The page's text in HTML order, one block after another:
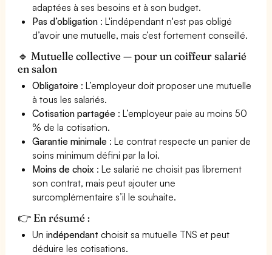
adaptées à ses besoins et à son budget.
Pas d’obligation : L'indépendant n'est pas obligé
d’avoir une mutuelle, mais c’est fortement conseillé.
🔹 Mutuelle collective — pour un coiffeur salarié
en salon
Obligatoire : L’employeur doit proposer une mutuelle
à tous les salariés.
Cotisation partagée : L’employeur paie au moins 50
% de la cotisation.
Garantie minimale : Le contrat respecte un panier de
soins minimum défini par la loi.
Moins de choix : Le salarié ne choisit pas librement
son contrat, mais peut ajouter une
surcomplémentaire s’il le souhaite.
👉 En résumé :
Unindépendant choisit sa mutuelle TNS et peut
déduire les cotisations.